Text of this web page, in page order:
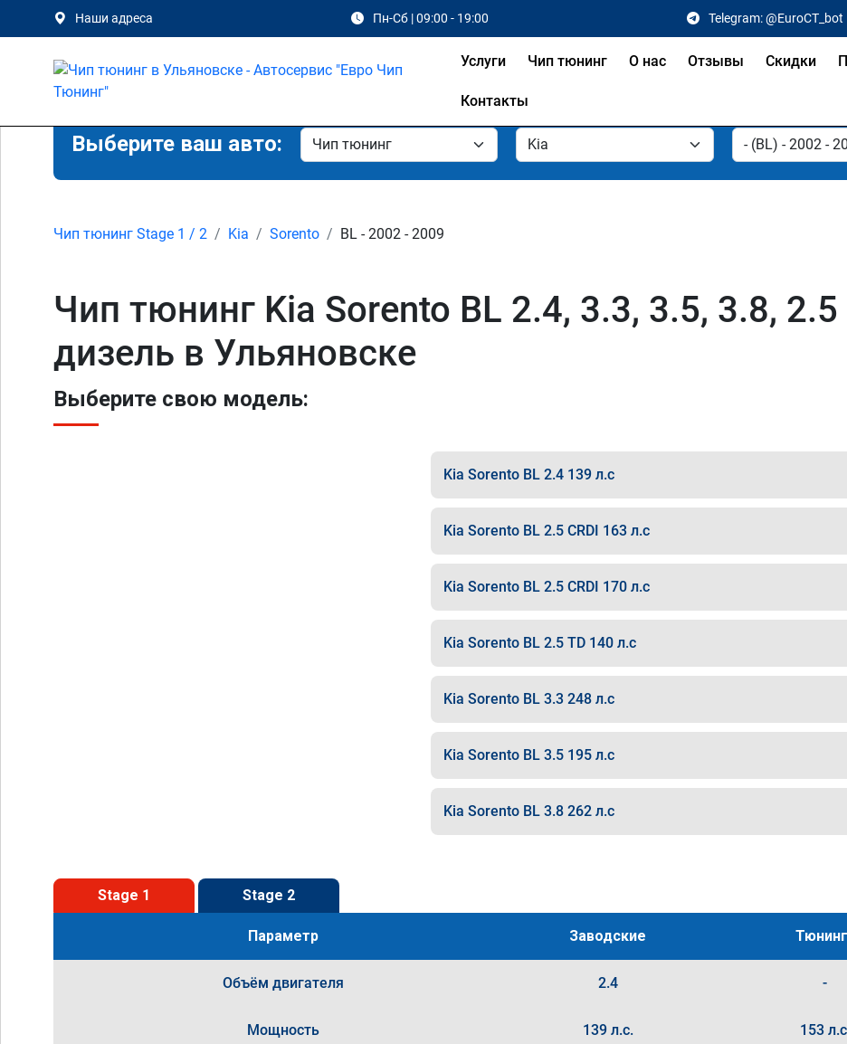
Наши адреса Пн-Сб | 09:00 - 19:00 Telegram: @EuroCT_bot
Услуги Чип тюнинг О нас Отзывы Скидки
Контакты
Выберите ваш авто:
Чип тюнинг Stage 1 / 2 Kia Sorento BL - 2002 - 2009
Чип тюнинг Kia Sorento BL 2.4, 3.3, 3.5, 3.8, 2.5
дизель в Ульяновске
Выберите свою модель:
Kia Sorento BL 2.4 139 л.с
Kia Sorento BL 2.5 CRDI 163 л.с
Kia Sorento BL 2.5 CRDI 170 л.с
Kia Sorento BL 2.5 TD 140 л.с
Kia Sorento BL 3.3 248 л.с
Kia Sorento BL 3.5 195 л.с
Kia Sorento BL 3.8 262 л.с
Stage 1 Stage 2
Параметр Заводские
Объём двигателя 2.4 -
Мощность 139 л.с. 153